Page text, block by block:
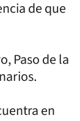
de que
Paso de la
en